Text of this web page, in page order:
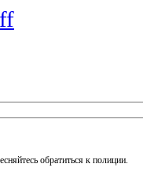
обратиться к полиции.